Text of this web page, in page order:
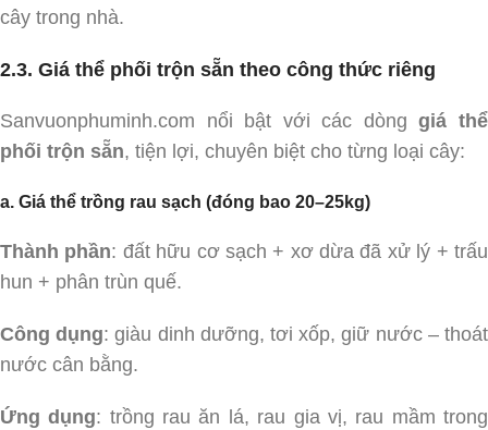
cây trong nhà.
2.3. Giá thể phối trộn sẵn theo công thức riêng
Sanvuonphuminh.com nổi bật với các dònggiá thể
phối trộn sẵn, tiện lợi, chuyên biệt cho từng loại cây:
a. Giá thể trồng rau sạch (đóng bao 20–25kg)
Thành phần: đất hữu cơ sạch + xơ dừa đã xử lý + trấu
hun + phân trùn quế.
Công dụng: giàu dinh dưỡng, tơi xốp, giữ nước – thoát
nước cân bằng.
Ứng dụng: trồng rau ăn lá, rau gia vị, rau mầm trong